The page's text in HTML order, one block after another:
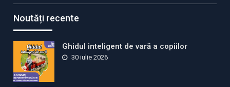
Noutăți recente
Ghidul inteligent de vară a copiilor
30 iulie 2026